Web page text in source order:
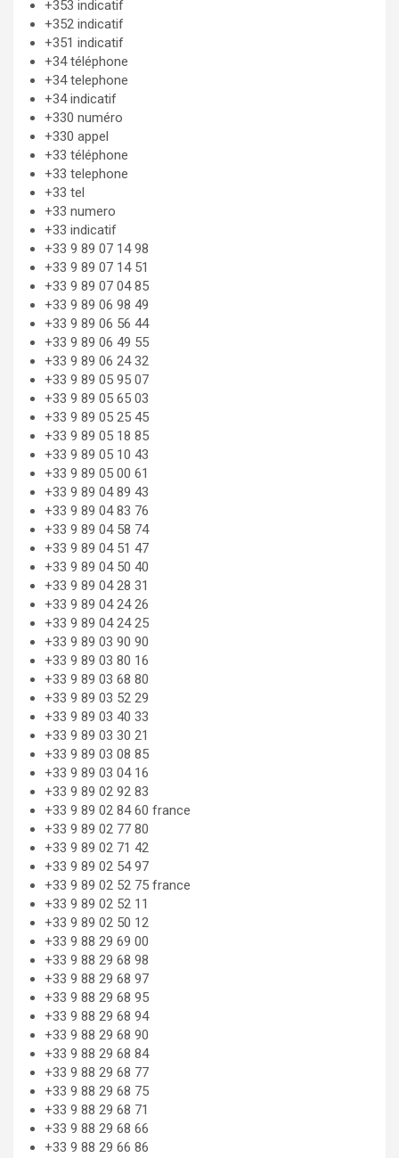
+353 indicatif
+352 indicatif
+351 indicatif
+34 téléphone
+34 telephone
+34 indicatif
+330 numéro
+330 appel
+33 téléphone
+33 telephone
+33 tel
+33 numero
+33 indicatif
+33 9 89 07 14 98
+33 9 89 07 14 51
+33 9 89 07 04 85
+33 9 89 06 98 49
+33 9 89 06 56 44
+33 9 89 06 49 55
+33 9 89 06 24 32
+33 9 89 05 95 07
+33 9 89 05 65 03
+33 9 89 05 25 45
+33 9 89 05 18 85
+33 9 89 05 10 43
+33 9 89 05 00 61
+33 9 89 04 89 43
+33 9 89 04 83 76
+33 9 89 04 58 74
+33 9 89 04 51 47
+33 9 89 04 50 40
+33 9 89 04 28 31
+33 9 89 04 24 26
+33 9 89 04 24 25
+33 9 89 03 90 90
+33 9 89 03 80 16
+33 9 89 03 68 80
+33 9 89 03 52 29
+33 9 89 03 40 33
+33 9 89 03 30 21
+33 9 89 03 08 85
+33 9 89 03 04 16
+33 9 89 02 92 83
+33 9 89 02 84 60 france
+33 9 89 02 77 80
+33 9 89 02 71 42
+33 9 89 02 54 97
+33 9 89 02 52 75 france
+33 9 89 02 52 11
+33 9 89 02 50 12
+33 9 88 29 69 00
+33 9 88 29 68 98
+33 9 88 29 68 97
+33 9 88 29 68 95
+33 9 88 29 68 94
+33 9 88 29 68 90
+33 9 88 29 68 84
+33 9 88 29 68 77
+33 9 88 29 68 75
+33 9 88 29 68 71
+33 9 88 29 68 66
+33 9 88 29 66 86